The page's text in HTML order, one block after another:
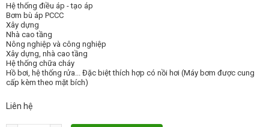
Hệ thống điều áp - tạo áp
Bơm bù áp PCCC
Xây dựng
Nhà cao tầng
Nông nghiệp và công nghiệp
Xây dựng, nhà cao tầng
Hệ thống chữa cháy
Hồ bơi, hệ thống rửa... Đặc biệt thích hợp có nồi hơi (Máy bơm được cung
cấp kèm theo mặt bích)
Liên hệ